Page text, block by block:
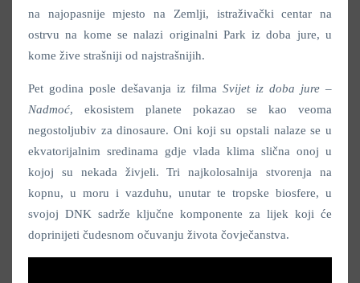
na najopasnije mjesto na Zemlji, istraživački centar na
ostrvu na kome se nalazi originalni Park iz doba jure, u
kome žive strašniji od najstrašnijih.
Pet godina posle dešavanja iz filma Svijet iz doba jure –
Nadmoć, ekosistem planete pokazao se kao veoma
negostoljubiv za dinosaure. Oni koji su opstali nalaze se u
ekvatorijalnim sredinama gdje vlada klima slična onoj u
kojoj su nekada živjeli. Tri najkolosalnija stvorenja na
kopnu, u moru i vazduhu, unutar te tropske biosfere, u
svojoj DNK sadrže ključne komponente za lijek koji će
doprinijeti čudesnom očuvanju života čovječanstva.